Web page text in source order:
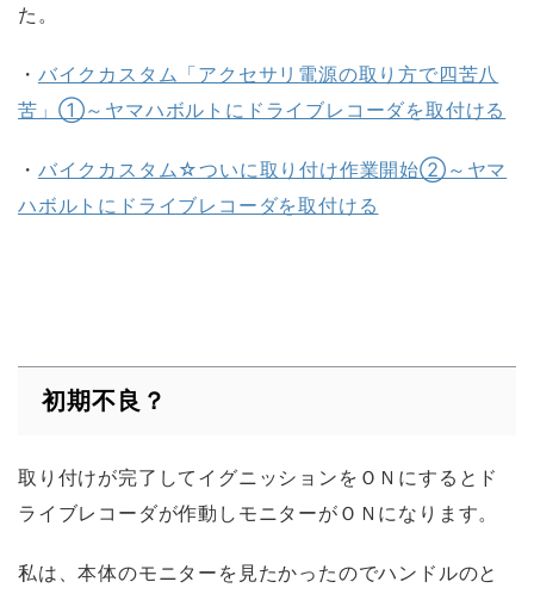
た。
・ バイクカスタム「アクセサリ電源の取り方で四苦八
苦」①～ヤマハボルトにドライブレコーダを取付ける
・ バイクカスタム☆ついに取り付け作業開始②～ヤマ
ハボルトにドライブレコーダを取付ける
初期不良？
取り付けが完了してイグニッションをＯＮにするとド
ライブレコーダが作動しモニターがＯＮになります。
私は、本体のモニターを見たかったのでハンドルのと